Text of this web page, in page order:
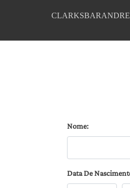
Nome:
Data De